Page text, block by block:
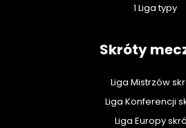
1 Liga typy
Skróty
Liga Mistrzów
Liga Konferencji
Liga Europy